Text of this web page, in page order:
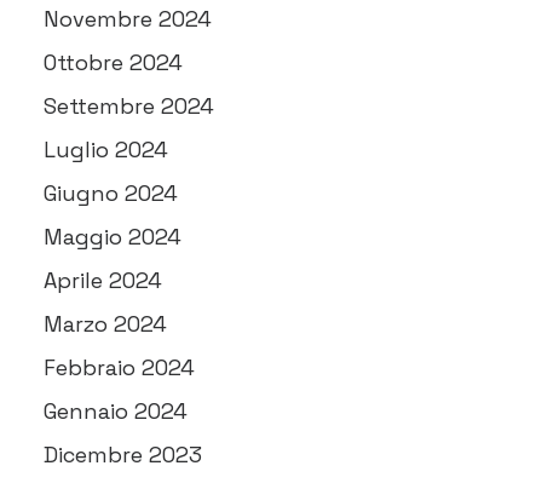
Novembre 2024
Ottobre 2024
Settembre 2024
Luglio 2024
Giugno 2024
Maggio 2024
Aprile 2024
Marzo 2024
Febbraio 2024
Gennaio 2024
Dicembre 2023